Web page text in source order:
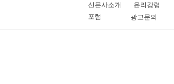
신문사소개 윤리강령
포럼
광고문의